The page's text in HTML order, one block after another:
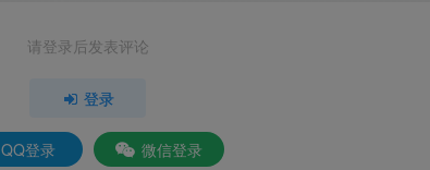
请登录后发表评论
登录
QQ登录 微信登录